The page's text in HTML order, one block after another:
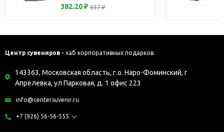
382.20 ₽ 637 ₽
Центр сувениров - хаб корпоративных подарков.
143363, Московская область, г.о. Наро-Фоминский, г
Апрелевка, ул Парковая, д. 1 офис 223
info@centersuvenir.ru
+7 (926) 56-56-555